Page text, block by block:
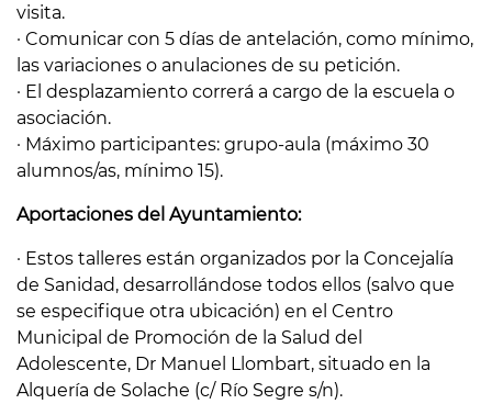
visita.
· Comunicar con 5 días de antelación, como mínimo,
las variaciones o anulaciones de su petición.
· El desplazamiento correrá a cargo de la escuela o
asociación.
· Máximo participantes: grupo-aula (máximo 30
alumnos/as, mínimo 15).
Aportaciones del Ayuntamiento:
· Estos talleres están organizados por la Concejalía
de Sanidad, desarrollándose todos ellos (salvo que
se especifique otra ubicación) en el Centro
Municipal de Promoción de la Salud del
Adolescente, Dr Manuel Llombart, situado en la
Alquería de Solache (c/ Río Segre s/n).